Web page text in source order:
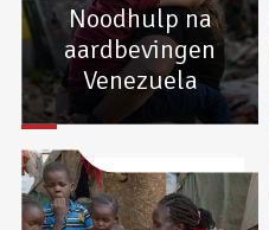
Noodhulp na
aardbevingen
Venezuela